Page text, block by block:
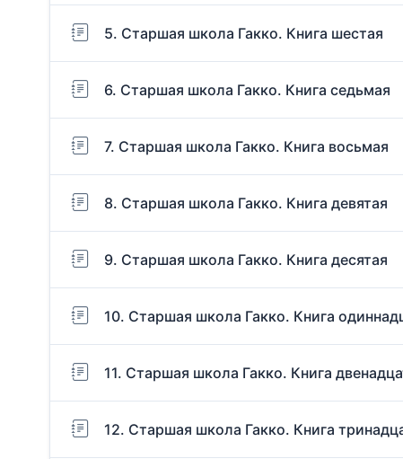
5. Старшая школа Гакко. Книга шестая
6. Старшая школа Гакко. Книга седьмая
7. Старшая школа Гакко. Книга восьмая
8. Старшая школа Гакко. Книга девятая
9. Старшая школа Гакко. Книга десятая
10. Старшая школа Гакко. Книга
11. Старшая школа Гакко. Книга
12. Старшая школа Гакко. Книга